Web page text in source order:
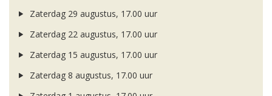
Zaterdag 29 augustus, 17.00 uur
Zaterdag 22 augustus, 17.00 uur
Zaterdag 15 augustus, 17.00 uur
Zaterdag 8 augustus, 17.00 uur